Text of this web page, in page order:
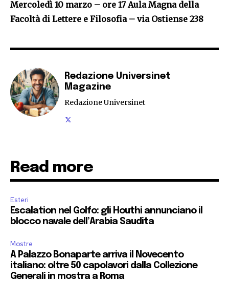
Mercoledì 10 marzo – ore 17 Aula Magna della
Facoltà di Lettere e Filosofia – via Ostiense 238
Redazione Universinet
Magazine
Redazione Universinet
Read more
Esteri
Escalation nel Golfo: gli Houthi annunciano il
blocco navale dell’Arabia Saudita
Mostre
A Palazzo Bonaparte arriva il Novecento
italiano: oltre 50 capolavori dalla Collezione
Generali in mostra a Roma